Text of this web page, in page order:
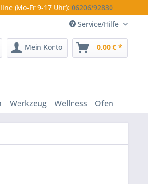
(Mo-Fr 9-17 Uhr): 06206/92830
Service/Hilfe
Mein Konto 0,00 € *
Werkzeug Wellness Ofen